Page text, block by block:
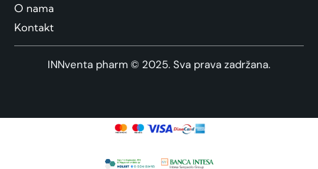
O nama
Kontakt
INNventa pharm © 2025. Sva prava zadržana.